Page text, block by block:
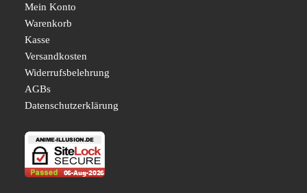
Mein Konto
Warenkorb
Kasse
Versandkosten
Widerrufsbelehrung
AGBs
Datenschutzerklärung